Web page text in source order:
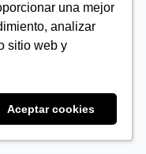
una mejor
analizar
sitio web y
Aceptar cookies